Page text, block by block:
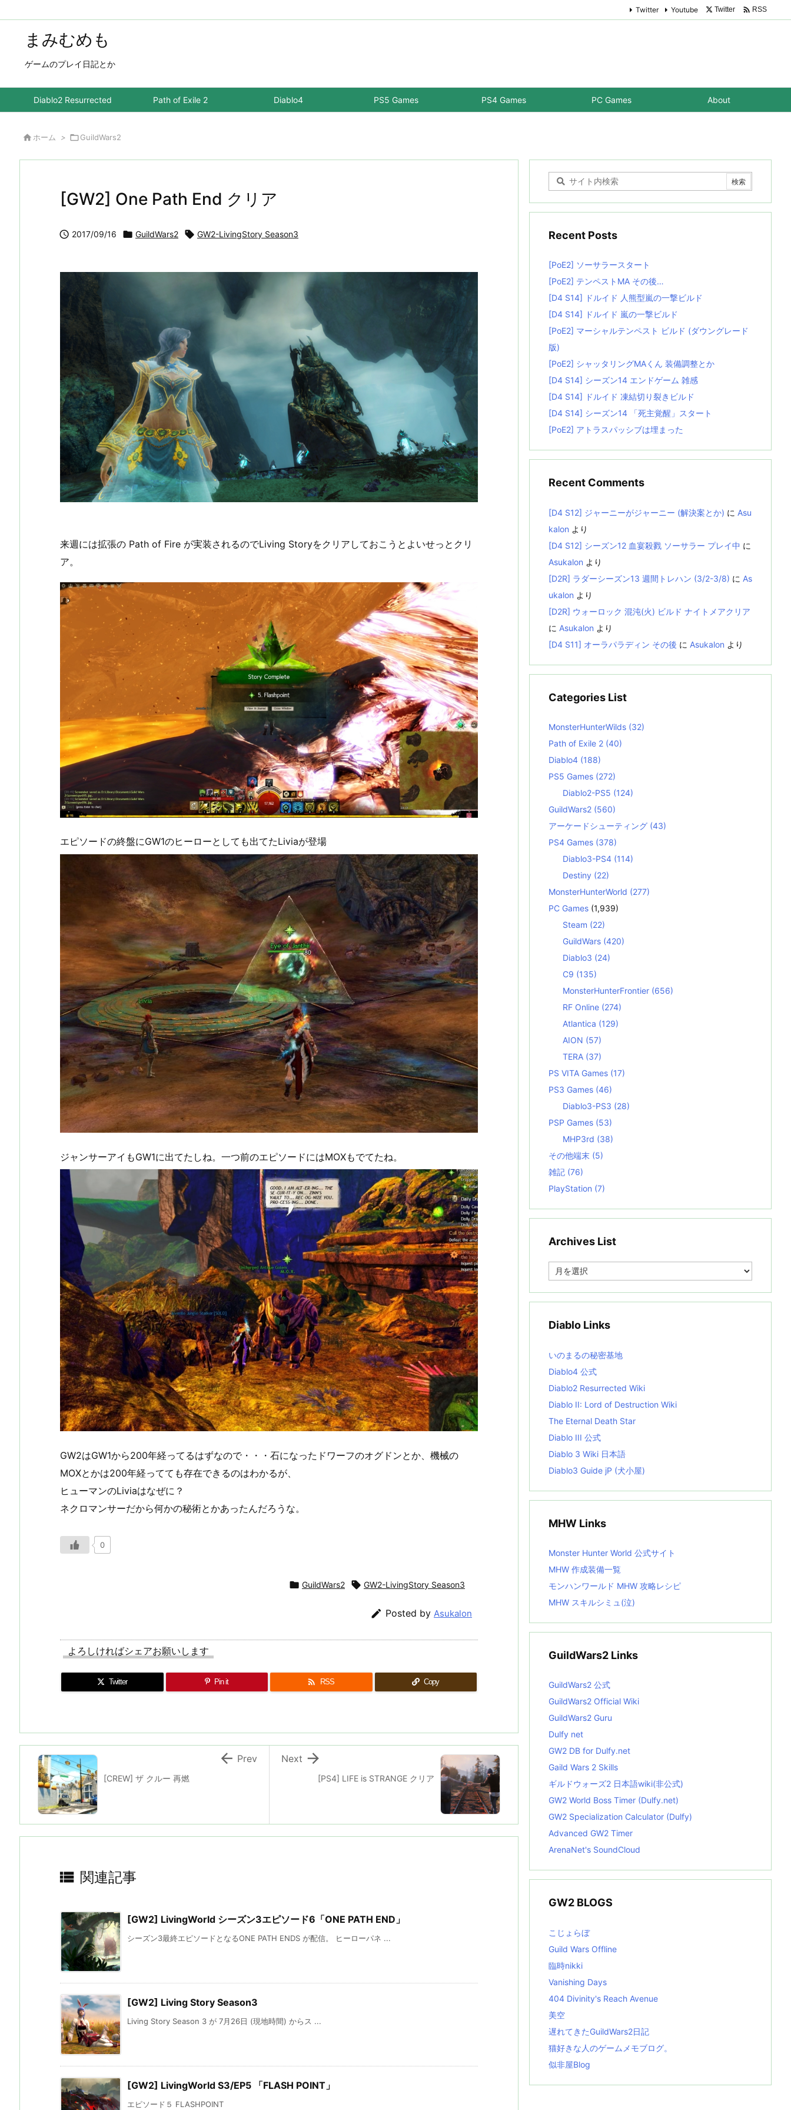
まみむめも
ゲームのプレイ日記とか
Diablo2 Resurrected Path of Exile 2 Diablo4 PS5 Games PS4 Games PC Games About
Twitter Youtube Twitter  RSS
 ホーム > GuildWars2
[GW2] One Path End クリア
 2017/09/16  GuildWars2  GW2-LivingStory Season3
来週には拡張の Path of Fire が実装されるのでLiving Storyをクリアしておこうとよいせっとクリ
ア。
エピソードの終盤にGW1のヒーローとしても出てたLiviaが登場
ジャンサーアイもGW1に出てたしね。一つ前のエピソードにはMOXもでてたね。
GW2はGW1から200年経ってるはずなので・・・石になったドワーフのオグドンとか、機械の
MOXとかは200年経ってても存在できるのはわかるが、
ヒューマンのLiviaはなぜに？
ネクロマンサーだから何かの秘術とかあったんだろうな。
0
 GuildWars2  GW2-LivingStory Season3
 Posted by Asukalon
よろしければシェアお願いします
Twitter Pin it  RSS Copy
[PS4] LIFE is STRANGE クリア

Next
[CREW] ザ クルー 再燃
 Prev
 関連記事
[GW2] LivingWorld シーズン3エピソード6「ONE PATH END」
シーズン3最終エピソードとなるONE PATH ENDS が配信。 ヒーローパネ ...
[GW2] Living Story Season3
Living Story Season 3 が 7月26日 (現地時間) からス ...
[GW2] LivingWorld S3/EP5 「FLASH POINT」
エピソード５ FLASHPOINT
Recent Posts
[PoE2] ソーサラースタート
[PoE2] テンペストMA その後…
[D4 S14] ドルイド 人熊型嵐の一撃ビルド
[D4 S14] ドルイド 嵐の一撃ビルド
[PoE2] マーシャルテンペスト ビルド (ダウングレード
版)
[PoE2] シャッタリングMAくん 装備調整とか
[D4 S14] シーズン14 エンドゲーム 雑感
[D4 S14] ドルイド 凍結切り裂きビルド
[D4 S14] シーズン14 「死主覚醒」スタート
[PoE2] アトラスパッシブは埋まった
Recent Comments
[D4 S12] ジャーニーがジャーニー (解決案とか) に Asu
kalon より
[D4 S12] シーズン12 血宴殺戮 ソーサラー プレイ中 に
Asukalon より
[D2R] ラダーシーズン13 週間トレハン (3/2-3/8) に As
ukalon より
[D2R] ウォーロック 混沌(火) ビルド ナイトメアクリア
に Asukalon より
[D4 S11] オーラパラディン その後 に Asukalon より
Categories List
MonsterHunterWilds (32)
Path of Exile 2 (40)
Diablo4 (188)
PS5 Games (272)
Diablo2-PS5 (124)
GuildWars2 (560)
アーケードシューティング (43)
PS4 Games (378)
Diablo3-PS4 (114)
Destiny (22)
MonsterHunterWorld (277)
PC Games (1,939)
Steam (22)
GuildWars (420)
Diablo3 (24)
C9 (135)
MonsterHunterFrontier (656)
RF Online (274)
Atlantica (129)
AION (57)
TERA (37)
PS VITA Games (17)
PS3 Games (46)
Diablo3-PS3 (28)
PSP Games (53)
MHP3rd (38)
その他端末 (5)
雑記 (76)
PlayStation (7)
Archives List
e
i
s
t
Diablo Links
いのまるの秘密基地
Diablo4 公式
Diablo2 Resurrected Wiki
Diablo II: Lord of Destruction Wiki
The Eternal Death Star
Diablo III 公式
Diablo 3 Wiki 日本語
Diablo3 Guide jP (犬小屋)
MHW Links
Monster Hunter World 公式サイト
MHW 作成装備一覧
モンハンワールド MHW 攻略レシピ
MHW スキルシミュ(泣)
GuildWars2 Links
GuildWars2 公式
GuildWars2 Official Wiki
GuildWars2 Guru
Dulfy net
GW2 DB for Dulfy.net
Gaild Wars 2 Skills
ギルドウォーズ2 日本語wiki(非公式)
GW2 World Boss Timer (Dulfy.net)
GW2 Specialization Calculator (Dulfy)
Advanced GW2 Timer
ArenaNet's SoundCloud
GW2 BLOGS
こじょらぼ
Guild Wars Offline
臨時nikki
Vanishing Days
404 Divinity's Reach Avenue
美空
遅れてきたGuildWars2日記
猫好きな人のゲームメモブログ。
似非屋Blog